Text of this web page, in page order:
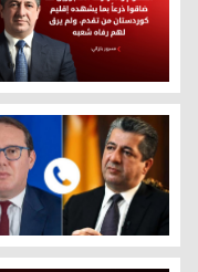
رئيس حكومة إقليم
خلال اتصال مع مسرور